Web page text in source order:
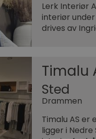
Lerk Interiør
interiør
drives av
Timalu
Sted
Drammen
Timalu AS er
ligger i